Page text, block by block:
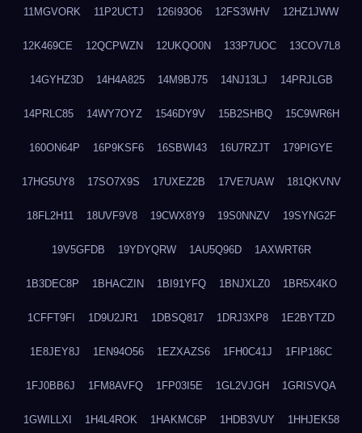
11MGVORK 11P2UCTJ 126I93O6 12FS3WHV 12HZ1JWW
12K469CE 12QCPWZN 12UKQO0N 133P7UOC 13COV7L8
14GYHZ3D 14H4A825 14M9BJ75 14NJ13LJ 14PRJLGB
14PRLC85 14WY7OYZ 1546DY9V 15B2SHBQ 15C9WR6H
160ON64P 16P9KSF6 16SBWI43 16U7RZJT 179PIGYE
17HG5UY8 17SO7X9S 17UXEZ2B 17VE7UAW 181QKVNV
18FL2H11 18UVF9V8 19CWX8Y9 19S0NNZV 19SYNG2F
19V5GFDB 19YDYQRW 1AU5Q96D 1AXWRT6R
1B3DEC8P 1BHACZIN 1BI91YFQ 1BNJXLZ0 1BR5X4KO
1CFFT9FI 1D9U2JR1 1DBSQ817 1DRJ3XP8 1E2BYTZD
1E8JEY8J 1EN94O56 1EZXAZS6 1FH0C41J 1FIP186C
1FJ0BB6J 1FM8AVFQ 1FP03I5E 1GL2VJGH 1GRISVQA
1GWILLXI 1H4L4ROK 1HAKMC6P 1HDB3VUY 1HHJEK58